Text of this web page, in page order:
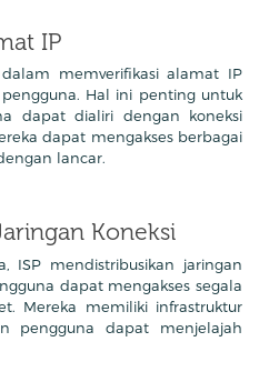
IP
memverifikasi alamat IP
Hal ini penting untuk
dapat dialiri dengan koneksi
dapat mengakses berbagai
lancar.
Koneksi
ISP mendistribusikan jaringan
dapat mengakses segala
Mereka memiliki infrastruktur
pengguna dapat menjelajah